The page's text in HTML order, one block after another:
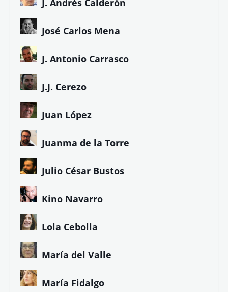
José Carlos Mena
J. Antonio Carrasco
J.J. Cerezo
Juan López
Juanma de la Torre
Julio César Bustos
Kino Navarro
Lola Cebolla
María del Valle
María Fidalgo